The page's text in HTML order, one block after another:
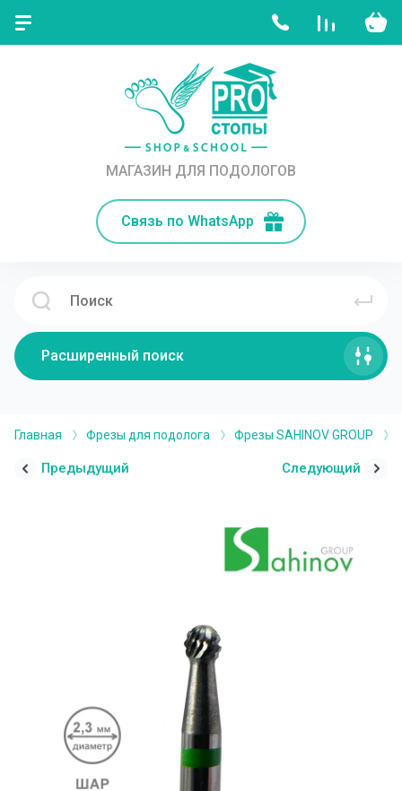
МАГАЗИН ДЛЯ ПОДОЛОГОВ
Связь по WhatsApp
Расширенный поиск
Главная Фрезы для подолога Фрезы SAHINOV GROUP
Предыдущий Следующий